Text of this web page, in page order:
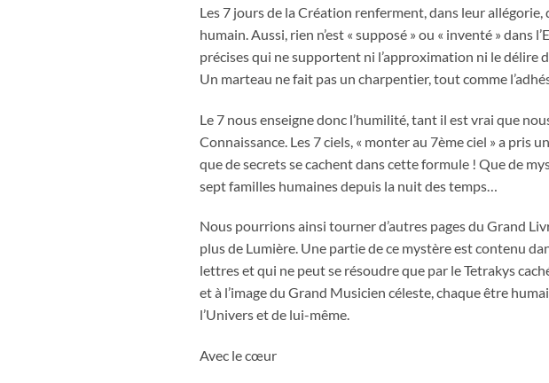
Les 7 jours de la Création renferment, dans leur allégorie,
humain. Aussi, rien n’est « supposé » ou « inventé » dans
précises qui ne supportent ni l’approximation ni le délire
Un marteau ne fait pas un charpentier, tout comme
Le 7 nous enseigne donc l’humilité, tant il est vrai que
Connaissance. Les 7 ciels, « monter au 7ème ciel » a
que de secrets se cachent dans cette formule ! Que de
sept familles humaines depuis la nuit des temps…
Nous pourrions ainsi tourner d’autres pages du Grand
plus de Lumière. Une partie de ce mystère est contenu
lettres et qui ne peut se résoudre que par le Tetrakys
et à l’image du Grand Musicien céleste, chaque être
l’Univers et de lui-même.
Avec le cœur